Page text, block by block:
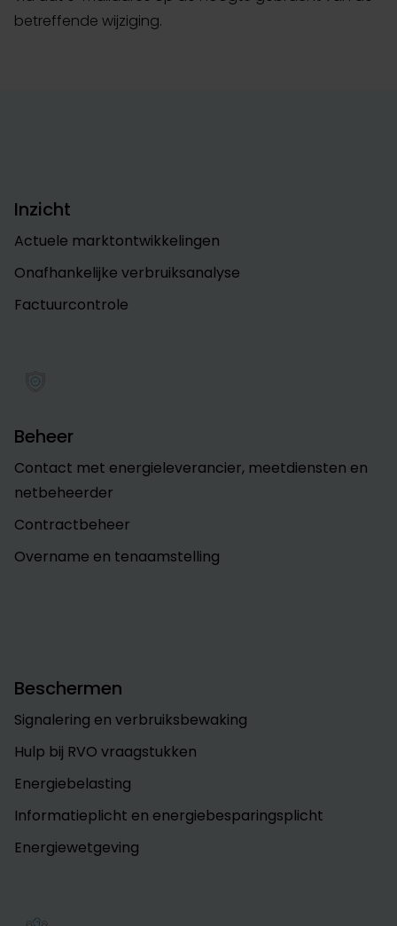
betreffende wijziging.
Inzicht
Actuele marktontwikkelingen
Onafhankelijke verbruiksanalyse
Factuurcontrole
Beheer
Contact met energieleverancier, meetdiensten en
netbeheerder
Contractbeheer
Overname en tenaamstelling
Beschermen
Signalering en verbruiksbewaking
Hulp bij RVO vraagstukken
Energiebelasting
Informatieplicht en energiebesparingsplicht
Energiewetgeving